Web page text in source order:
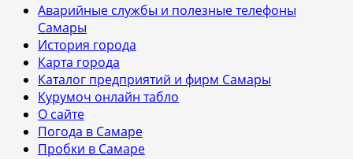
Аварийные службы и полезные телефоны
Самары
История города
Карта города
Каталог предприятий и фирм Самары
Курумоч онлайн табло
О сайте
Погода в Самаре
Пробки в Самаре